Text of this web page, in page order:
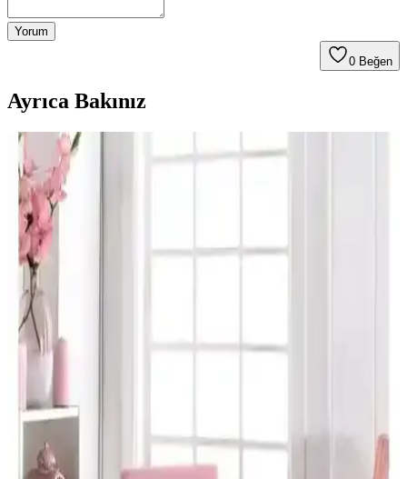
Yorum
0 Beğen
Ayrıca Bakınız
Elgeyar ve Sera Home Kadife Sandalye Kılıfı
Karşılaştırması ve Seçim Rehberi
Elgeyar ve Sera Home kadife sandalye kılıflarını detaylı
karşılaştırıyoruz. Malzeme, yıkanabilirlik, esneklik ve dayanıklılık
özellikleriyle hangi ürün ihtiyaçlarınıza uygun olduğunu belirleyin.
Nurlan Likrali Sandalye Kılıfı: Estetik ve
Fonksiyonellik Bir Arada Günlük Kullanım İçin
Nurlan markasının elastik polyester sandalye kılıfı, şık tasarımı ve
kolay kullanımıyla iç mekanlarınızı korur ve estetik katar. Pratik
kolaydır.
Elgeyar İpek Kadife ve Tuchmall Sandalye Örtüsü
Karşılaştırması: Özellikler ve Kullanıcı Yorumları